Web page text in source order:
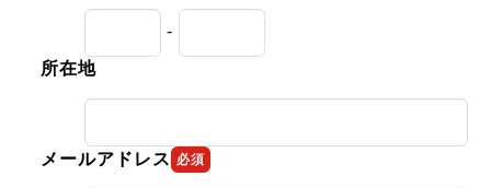
-
所在地
メールアドレス 必須